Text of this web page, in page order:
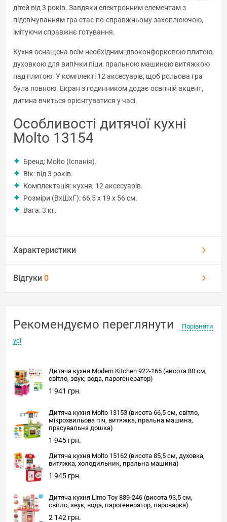
дітей від 3 років. Завдяки електронним елементам з
підсвічуванням гра стає по-справжньому захоплюючою,
імітуючи справжнє готування.
Кухня оснащена всім необхідним: двоконфорковою плитою,
духовкою для випічки піци, пральною машиною витяжкою
над плитою. У комплекті 12 аксесуарів, щоб рольова гра
була повною. Екран з годинником додає освітній акцент,
дитина вчиться орієнтуватися у часі.
Особливості дитячої кухні
Molto 13154
Бренд: Molto (Іспанія).
Вік: від 3 років.
Комплектація: кухня, 12 аксесуарів.
Розміри (ВxШxГ): 66,5 x 19 x 56 см.
Вага: 3 кг.
Характеристики
Відгуки 0
Рекомендуємо переглянути
Порівняти
усі
Дитяча кухня Modern Kitchen 922-165 (висота 80 см,
світло, звук, вода, парогенератор)
1 941 грн.
Дитяча кухня Molto 13153 (висота 66,5 см, світло,
мікрохвильова піч, витяжка, пральна машина,
прасувальна дошка)
1 945 грн.
Дитяча кухня Molto 15162 (висота 85,5 см, духовка,
витяжка, холодильник, пральна машина)
1 945 грн.
Дитяча кухня Limo Toy 889-246 (висота 93,5 см,
світло, звук, вода, парогенератор, пароварка)
2 142 грн.